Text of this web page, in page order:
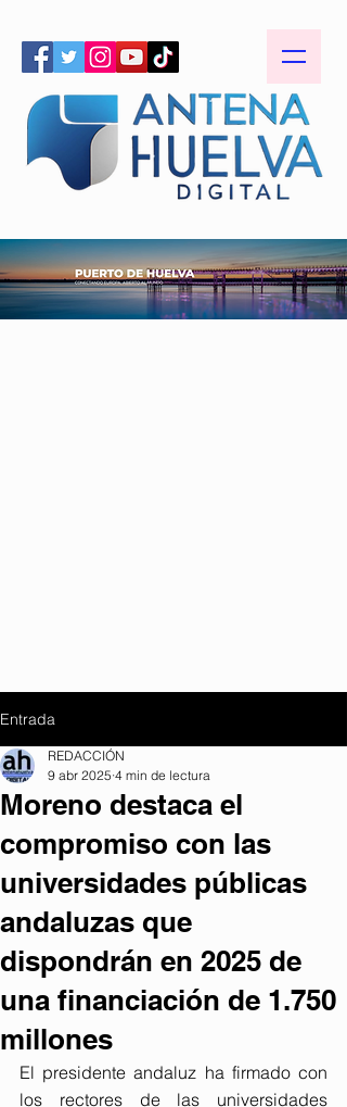
Entrada
Moreno destaca el
compromiso con las
universidades públicas
andaluzas que
dispondrán en 2025 de
una financiación de 1.750
millones
REDACCIÓN
9 abr 2025 4 min de lectura
El presidente andaluz ha firmado con
los rectores de las universidades